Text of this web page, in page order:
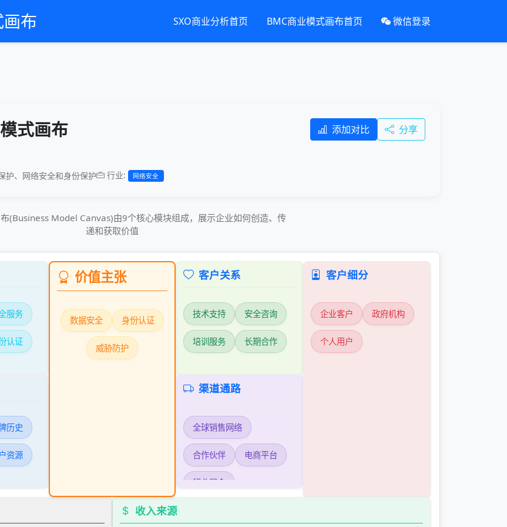
布 SXO商业分析首页 BMC商业模式画布首页 微信登录
式画布 添加对比 分享
护、网络安全和身份保护 行业: 网络安全
(Business Model Canvas)由9个核心模块组成，展示企业如何创造、传
递和获取价值
服务
认证
历史
资源
价值主张
数据安全 身份认证
威胁防护
客户关系
技术支持 安全咨询
培训服务 长期合作
渠道通路
全球销售网络
合作伙伴 电商平台
行业展会
客户细分
企业客户 政府机构
个人用户
收入来源